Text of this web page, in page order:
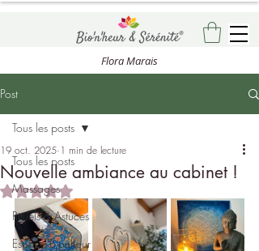
Flora Marais
Post
Tous les posts
Massages
Rituels & Astuces
Espace Bionheur
Tous les posts
Nouvelle ambiance au cabinet !
19 oct. 2025 1 min de lecture
Noté NaN étoiles sur 5.